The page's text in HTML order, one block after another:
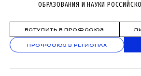
ОБРАЗОВАНИЯ И НАУКИ
ВСТУПИТЬ В ПРОФСОЮЗ
ПРОФСОЮЗ В РЕГИОНАХ